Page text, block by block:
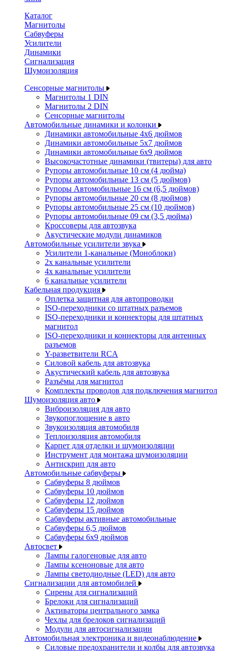
Каталог
Магнитолы
Сабвуферы
Усилители
Динамики
Сигнализация
Шумоизоляция
Сенсорные магнитолы
Магнитолы 1 DIN
Магнитолы 2 DIN
Сенсорные магнитолы
Автомобильные динамики и колонки
Динамики автомобильные 4x6 дюймов
Динамики автомобильные 5x7 дюймов
Динамики автомобильные 6x9 дюймов
Высокочастотные динамики (твитеры) для авто
Рупоры автомобильные 10 см (4 дюйма)
Рупоры автомобильные 13 см (5 дюймов)
Рупоры Автомобильные 16 см (6,5 дюймов)
Рупоры автомобильные 20 см (8 дюймов)
Рупоры автомобильные 25 см (10 дюймов)
Рупоры автомобильные 09 см (3,5 дюйма)
Кроссоверы для автозвука
Акустические модули динамиков
Автомобильные усилители звука
Усилители 1-канальные (Моноблоки)
2х канальные усилители
4х канальные усилители
6 канальные усилители
Кабельная продукция
Оплетка защитная для автопроводки
ISO-переходники со штатных разъемов
ISO-переходники и коннекторы для штатных
магнитол
ISO-переходники и коннекторы для антенных
разъемов
Y-разветвители RCA
Силовой кабель для автозвука
Акустический кабель для автозвука
Разъёмы для магнитол
Комплекты проводов для подключения магнитол
Шумоизоляция авто
Виброизоляция для авто
Звукопоглощение в авто
Звукоизоляция автомобиля
Теплоизоляция автомобиля
Карпет для отделки и шумоизоляции
Инструмент для монтажа шумоизоляции
Антискрип для авто
Автомобильные сабвуферы
Сабвуферы 8 дюймов
Сабвуферы 10 дюймов
Сабвуферы 12 дюймов
Сабвуферы 15 дюймов
Сабвуферы активные автомобильные
Сабвуферы 6,5 дюймов
Сабвуферы 6x9 дюймов
Автосвет
Лампы галогеновые для авто
Лампы ксеноновые для авто
Лампы светодиодные (LED) для авто
Сигнализации для автомобилей
Сирены для сигнализаций
Брелоки для сигнализаций
Активаторы центрального замка
Чехлы для брелоков сигнализаций
Модули для автосигнализации
Автомобильная электроника и видеонаблюдение
Силовые предохранители и колбы для автозвука